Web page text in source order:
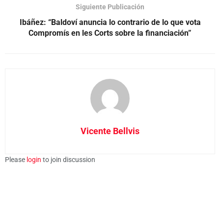
Siguiente Publicación
Ibáñez: “Baldoví anuncia lo contrario de lo que vota
Compromís en les Corts sobre la financiación”
Vicente Bellvis
Please login to join discussion